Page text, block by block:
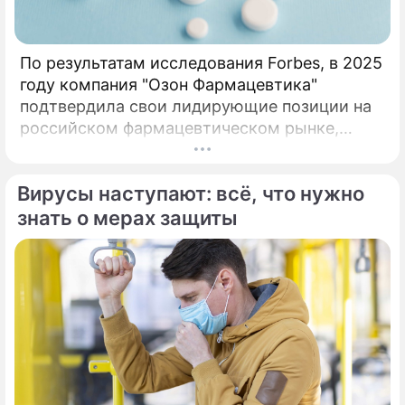
По результатам исследования Forbes, в 2025
году компания "Озон Фармацевтика"
подтвердила свои лидирующие позиции на
российском фармацевтическом рынке,
набрав 97 баллов из 110. При валовом
продаж 29,3%. По результатам
исследования Forbes, в 2025 году компания
«Озон Фармацевтика» подтвердила свои
лидирующие позиции на российском
фармацевтическом рынке, набрав 97 баллов
из 110.
Вирусы наступают: всё, что нужно
знать о мерах защиты